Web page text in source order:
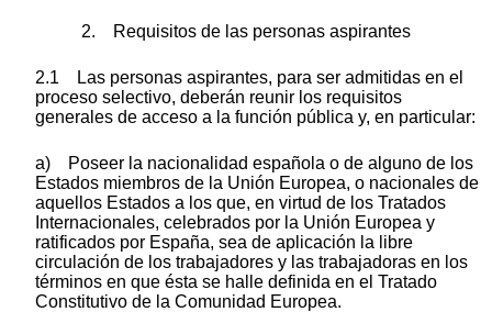
2. Requisitos de las personas aspirantes
2.1 Las personas aspirantes, para ser admitidas en el
proceso selectivo, deberán reunir los requisitos
generales de acceso a la función pública y, en particular:
a) Poseer la nacionalidad española o de alguno de los
Estados miembros de la Unión Europea, o nacionales de
aquellos Estados a los que, en virtud de los Tratados
Internacionales, celebrados por la Unión Europea y
ratificados por España, sea de aplicación la libre
circulación de los trabajadores y las trabajadoras en los
términos en que ésta se halle definida en el Tratado
Constitutivo de la Comunidad Europea.